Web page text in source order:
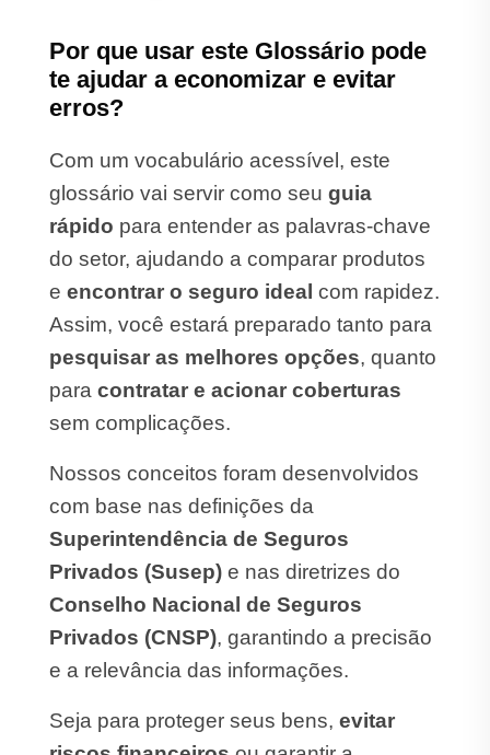
Por que usar este Glossário pode
te ajudar a economizar e evitar
erros?
Com um vocabulário acessível, este
glossário vai servir como seu guia
rápido para entender as palavras-chave
do setor, ajudando a comparar produtos
e encontrar o seguro ideal com rapidez.
Assim, você estará preparado tanto para
pesquisar as melhores opções, quanto
para contratar e acionar coberturas
sem complicações.
Nossos conceitos foram desenvolvidos
com base nas definições da
Superintendência de Seguros
Privados (Susep) e nas diretrizes do
Conselho Nacional de Seguros
Privados (CNSP), garantindo a precisão
e a relevância das informações.
Seja para proteger seus bens, evitar